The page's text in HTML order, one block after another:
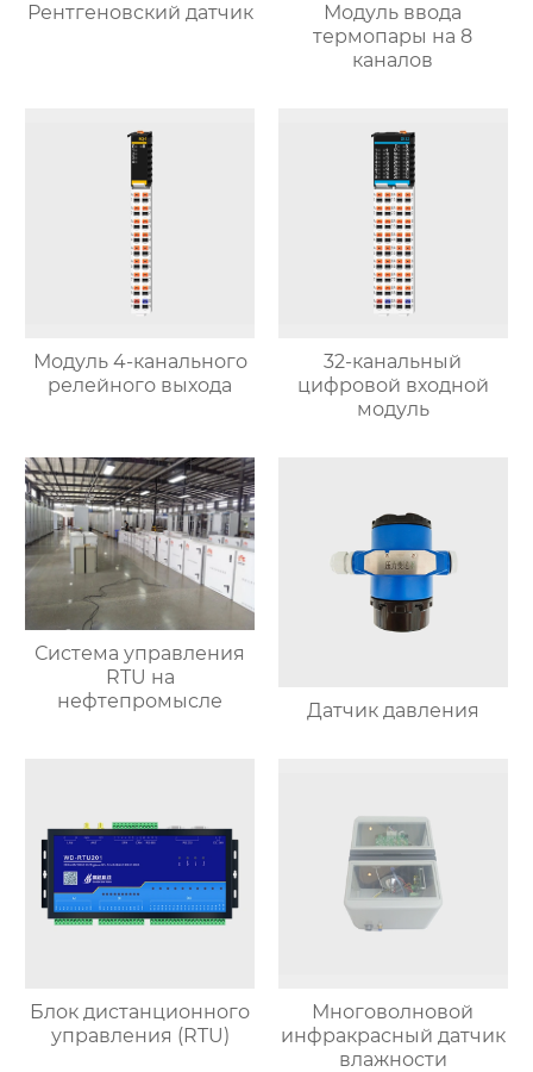
Рентгеновский датчик
Модуль ввода
термопары на 8
каналов
Модуль 4-канального
релейного выхода
32-канальный
цифровой входной
модуль
Система управления
RTU на
нефтепромысле
Датчик давления
Блок дистанционного
управления (RTU)
Многоволновой
инфракрасный датчик
влажности